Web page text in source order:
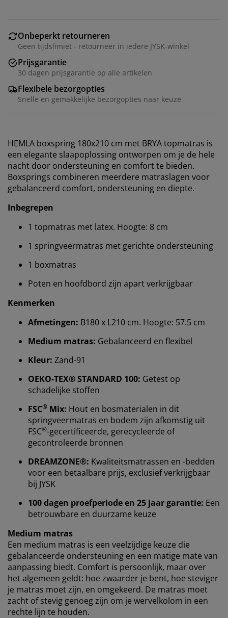
Onbeperkt retourneren
Geen tijdslimiet - retourneer in iedere JYSK-winkel
Prijsgarantie
30 dagen prijsgarantie op alle artikelen
Flexibele bezorgopties
Snelle en gemakkelijke bezorgopties naar keuze
HEMLA boxspring 180x210 cm met BRYA topmatras is
een elegante slaapoplossing ontworpen om je de hele
nacht door ondersteuning en comfort te bieden.
Boxsprings combineren meerdere matraslagen voor
gebalanceerd comfort, ondersteuning en diepte.
Inbegrepen
1 topmatras met latex. Hoogte: 8 cm
1 springveermatras met gerichte ondersteuning
1 boxmatras
Poten en hoofdbord zijn apart verkrijgbaar
Kenmerken
Afmetingen: B180 x L210 cm. Hoogte: 57.5 cm
Medium matras: Gebalanceerd en flexibel
Kleur: Zand-91
OEKO-TEX® STANDARD 100: Getest op
schadelijke stoffen
FSC® Mix: Hout en bosmaterialen in dit
springveermatras en bodem zijn afkomstig uit
FSC®-gecertificeerde, gerecycleerde of
gecontroleerde bronnen
DREAMZONE®: Kwaliteitsmatrassen en -bedden
voor een betaalbare prijs, exclusief verkrijgbaar
bij JYSK
100 dagen proefperiode en 25 jaar garantie: Een
betrouwbare en duurzame keuze
Medium matras
Een medium matras is een veelzijdige keuze die
gebalanceerde ondersteuning en een matige mate van
aanpassing biedt. Comfort is persoonlijk, maar over
het algemeen geldt: hoe zwaarder je bent, hoe steviger
je matras moet zijn, en omgekeerd. De matras moet
zacht of stevig genoeg zijn om je wervelkolom in een
rechte lijn te houden.
Wij personaliseren jouw ervaring
identificatoren om je een goede ervaring te bieden
tijdens het bezoeken van onze website. Cookies
verzamelen informatie over jou om functionaliteit,
Wanneer je marketingcookies accepteert, delen we je
Google, Meta en Tiktok) voor gepersonaliseerde en
vaste advertenties. Je kunt meer lezen over de
doeleinden via ''Aanpassen'' en je toestemming op elk
moment intrekken door op het cookie-icoontje te
klikken. Door op ''Alles accepteren'' te klikken, ga je
akkoord met alle drie de doeleinden. Lees meer over
onzeverzameling en verwerking van
persoonsgegevensen ons